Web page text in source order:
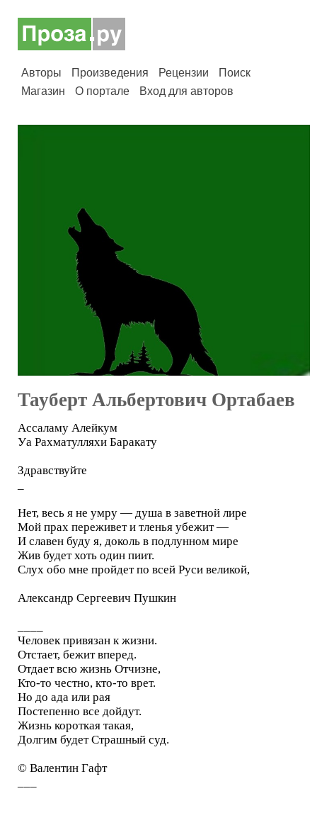
Авторы Произведения Рецензии
Поиск
Магазин
О портале Вход для авторов
Тауберт Альбертович Ортабаев
Ассаламу Алейкум
Уа Рахматулляхи Баракату
Здравствуйте
Нет, весь я не умру — душа в заветной лире
Мой прах переживет и тленья убежит —
И славен буду я, доколь в подлунном мире
Жив будет хоть один пиит.
Слух обо мне пройдет по всей Руси великой,
Александр Сергеевич Пушкин
Человек привязан к жизни.
Отстает, бежит вперед.
Отдает всю жизнь Отчизне,
Кто-то честно, кто-то врет.
Но до ада или рая
Постепенно все дойдут.
Жизнь короткая такая,
Долгим будет Страшный суд.
© Валентин Гафт